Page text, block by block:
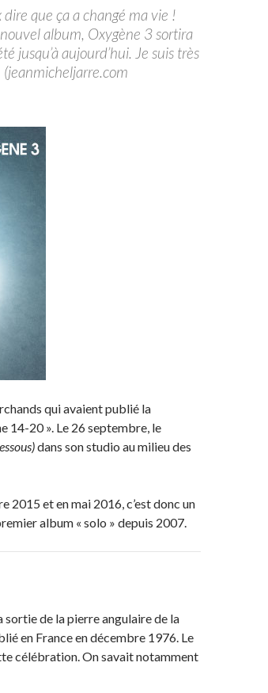
que ça a changé ma vie !
album, Oxygène 3 sortira
jusqu’à aujourd’hui. Je suis très
(jeanmicheljarre.com
qui avaient publié la
14-20 ». Le 26 septembre, le
dans son studio au milieu des
2015 et en mai 2016, c’est donc un
album « solo » depuis 2007.
sortie de la pierre angulaire de la
en France en décembre 1976. Le
célébration. On savait notamment